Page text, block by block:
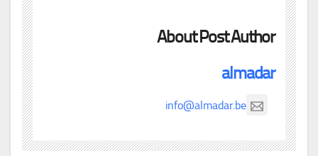
About Post Author
almadar
info@almadar.be